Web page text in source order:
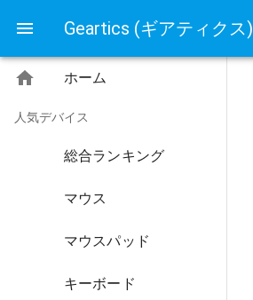
Geartics (ギアティクス)
ホーム
人気デバイス
総合ランキング
マウス
マウスパッド
キーボード